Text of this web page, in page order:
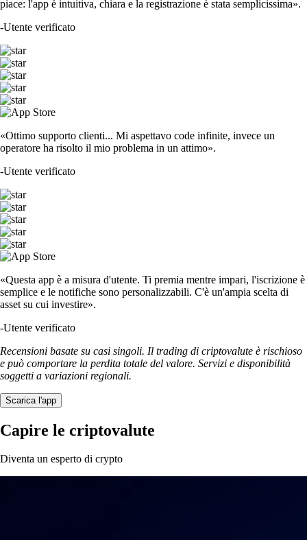
piace: l'app è intuitiva, chiara e la registrazione è stata semplicissima».
-Utente verificato
«Ottimo supporto clienti... Mi aspettavo code infinite, invece un
operatore ha risolto il mio problema in un attimo».
-Utente verificato
«Questa app è a misura d'utente. Ti premia mentre impari, l'iscrizione è
semplice e le notifiche sono personalizzabili. C'è un'ampia scelta di
asset su cui investire».
-Utente verificato
Recensioni basate su casi singoli. Il trading di criptovalute è rischioso
e può comportare la perdita totale del valore. Servizi e disponibilità
soggetti a variazioni regionali.
Scarica l'app
Capire le criptovalute
Diventa un esperto di crypto